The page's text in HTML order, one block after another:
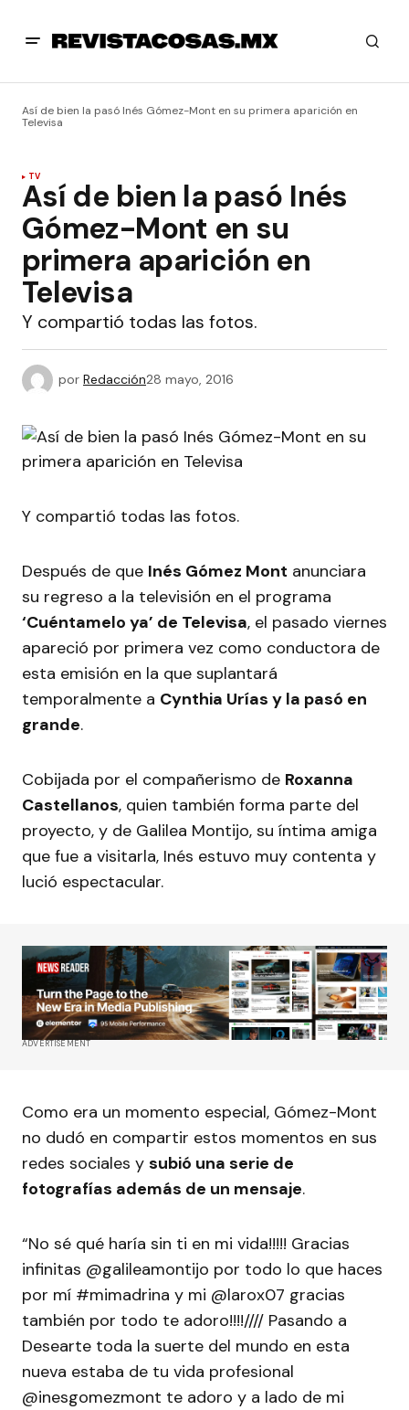
Así de bien la pasó Inés Gómez-Mont en su primera aparición en
Televisa
TV
Así de bien la pasó Inés
Gómez-Mont en su
primera aparición en
Televisa
Y compartió todas las fotos.
por Redacción28 mayo, 2016
Y compartió todas las fotos.
Después de que Inés Gómez Mont anunciara
su regreso a la televisión en el programa
‘Cuéntamelo ya’ de Televisa, el pasado viernes
apareció por primera vez como conductora de
esta emisión en la que suplantará
temporalmente a Cynthia Urías y la pasó en
grande.
Cobijada por el compañerismo de Roxanna
Castellanos, quien también forma parte del
proyecto, y de Galilea Montijo, su íntima amiga
que fue a visitarla, Inés estuvo muy contenta y
lució espectacular.
ADVERTISEMENT
Como era un momento especial, Gómez-Mont
no dudó en compartir estos momentos en sus
redes sociales y subió una serie de
fotografías además de un mensaje.
“No sé qué haría sin ti en mi vida!!!!! Gracias
infinitas @galileamontijo por todo lo que haces
por mí #mimadrina y mi @larox07 gracias
también por todo te adoro!!!!//// Pasando a
Desearte toda la suerte del mundo en esta
nueva estaba de tu vida profesional
@inesgomezmont te adoro y a lado de mi